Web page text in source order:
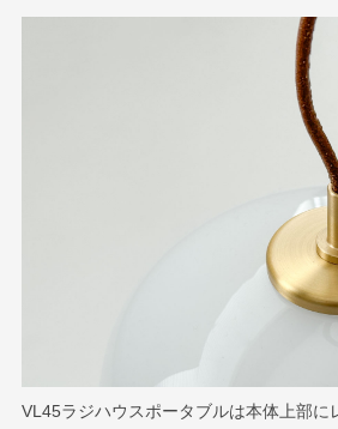
VL45ラジハウスポータブルは本体上部に